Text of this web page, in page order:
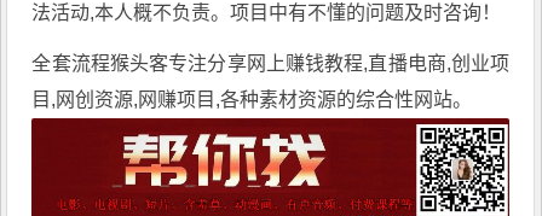
法活动,本人概不负责。项目中有不懂的问题及时咨询！
全套流程猴头客专注分享网上赚钱教程,直播电商,创业项
目,网创资源, 网赚项目 ,各种素材资源的综合性网站。